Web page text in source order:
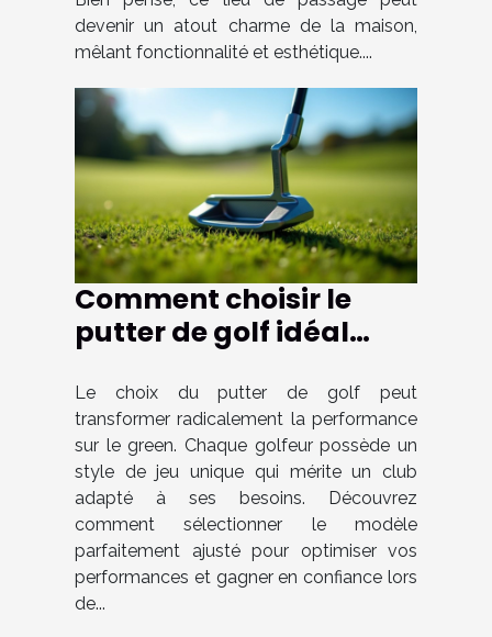
devenir un atout charme de la maison,
mêlant fonctionnalité et esthétique....
Comment choisir le
putter de golf idéal
Le choix du putter de golf peut
transformer radicalement la performance
sur le green. Chaque golfeur possède un
style de jeu unique qui mérite un club
adapté à ses besoins. Découvrez
comment sélectionner le modèle
parfaitement ajusté pour optimiser vos
performances et gagner en confiance lors
de...